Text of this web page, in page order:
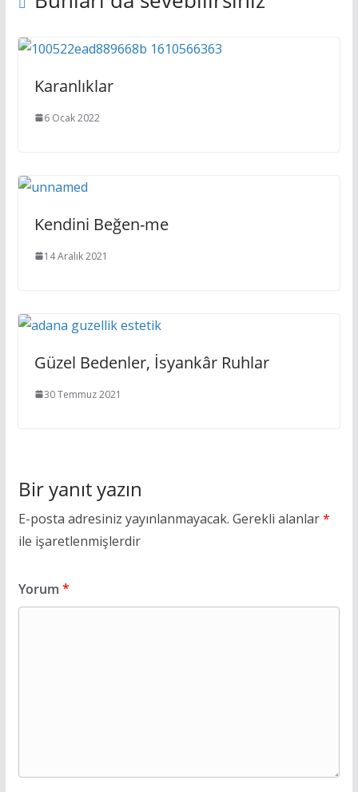
Karanlıklar
6 Ocak 2022
Kendini Beğen-me
14 Aralık 2021
Güzel Bedenler, İsyankâr Ruhlar
30 Temmuz 2021
Bir yanıt yazın
E-posta adresiniz yayınlanmayacak. Gerekli alanlar*
ile işaretlenmişlerdir
Yorum *